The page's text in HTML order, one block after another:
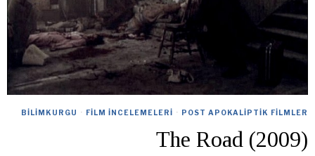
BILIMKURGU · FILM İNCELEMELERI · POST APOKALIPTIK FILMLER
The Road (2009)